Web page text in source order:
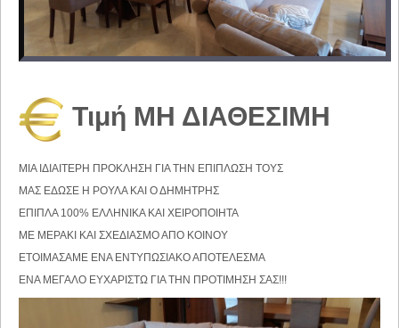
Τιμή ΜΗ ΔΙΑΘΕΣΙΜΗ
ΜΙΑ ΙΔΙΑΙΤΕΡΗ ΠΡΟΚΛΗΣΗ ΓΙΑ ΤΗΝ ΕΠΙΠΛΩΣΗ ΤΟΥΣ
ΜΑΣ ΕΔΩΣΕ Η ΡΟΥΛΑ ΚΑΙ Ο ΔΗΜΗΤΡΗΣ
ΕΠΙΠΛΑ 100% ΕΛΛΗΝΙΚΑ ΚΑΙ ΧΕΙΡΟΠΟΙΗΤΑ
ΜΕ ΜΕΡΑΚΙ ΚΑΙ ΣΧΕΔΙΑΣΜΟ ΑΠΟ ΚΟΙΝΟΥ
ΕΤΟΙΜΑΣΑΜΕ ΕΝΑ ΕΝΤΥΠΩΣΙΑΚΟ ΑΠΟΤΕΛΕΣΜΑ
ΕΝΑ ΜΕΓΑΛΟ ΕΥΧΑΡΙΣΤΩ ΓΙΑ ΤΗΝ ΠΡΟΤΙΜΗΣΗ ΣΑΣ!!!